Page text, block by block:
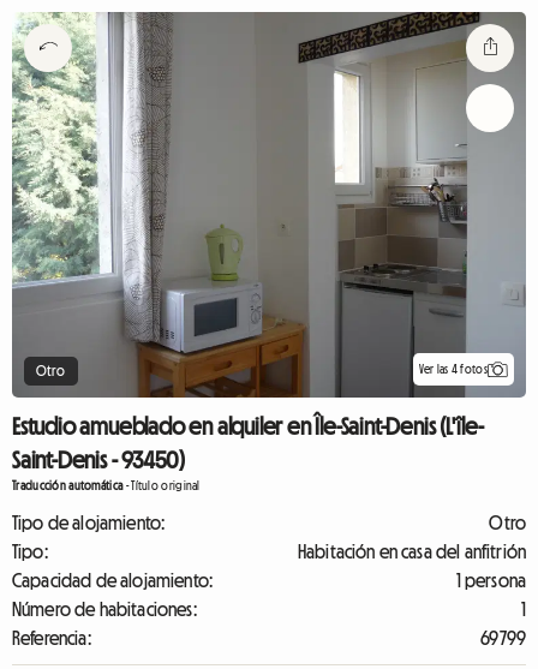
Otro Ver las 4 fotos
Estudio amueblado en alquiler en Île-Saint-Denis (L'île-
Saint-Denis - 93450)
Traducción automática-Título original
Tipo de alojamiento:
Otro
Tipo:
Habitación en casa del anfitrión
Capacidad de alojamiento:
1 persona
Número de habitaciones:
1
Referencia:
69799